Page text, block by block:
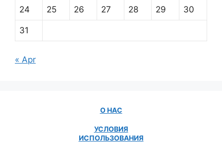
24 25 26 27 28 29 30
31
« Apr
О НАС
УСЛОВИЯ
ИСПОЛЬЗОВАНИЯ